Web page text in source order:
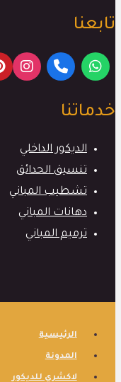
تابعنا
خدماتنا
الديكور الداخلي
تنسيق الحدائق
تشطيب المباني
دهانات المباني
ترميم المباني
الرئيسية
المدونة
لاكشري للديكور